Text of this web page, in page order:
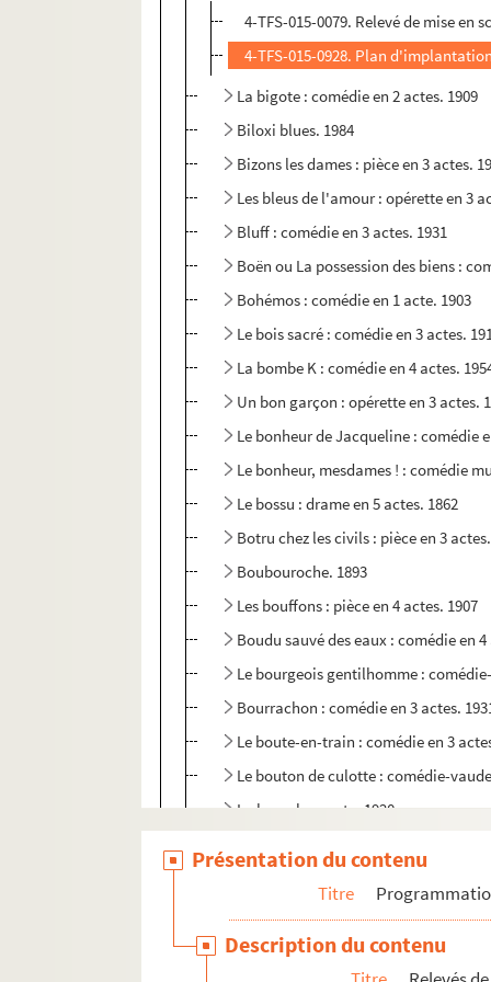
4-TFS-015-0079. Relevé de mise en
4-TFS-015-0928. Plan
La bigote : comédie en 2 actes. 1909
Biloxi blues. 1984
Bizons les dames : pièce en 3 actes.
Les bleus de l'amour : opérette en 3
Bluff : comédie en 3 actes. 1931
Boën ou La possession des biens :
Bohémos : comédie en 1 acte. 1903
Le bois sacré : comédie en 3 actes.
La bombe K : comédie en 4 actes.
Un bon garçon : opérette en 3 actes.
Le bonheur de Jacqueline : comédie
Le bonheur, mesdames ! : comédie
Le bossu : drame en 5 actes. 1862
Botru chez les civils : pièce en 3
Boubouroche. 1893
Les bouffons : pièce en 4 actes. 1907
Boudu sauvé des eaux : comédie en 4
Le bourgeois gentilhomme :
Bourrachon : comédie en 3 actes.
Le boute-en-train : comédie en 3
Le bouton de culotte : comédie-
La branche morte. 1920
Brouillés depuis Wagram : comédie-
Présentation du contenu
Titre
Description du contenu